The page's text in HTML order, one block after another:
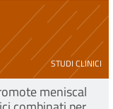
STUDI CLINICI
meniscal